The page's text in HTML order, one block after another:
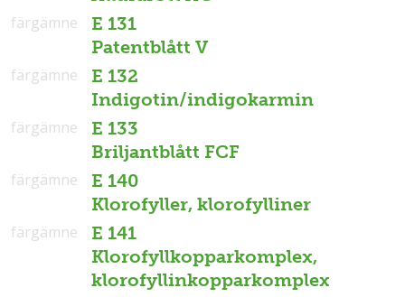
E 131
Patentblått V
färgämne
E 132
Indigotin/indigokarmin
färgämne
E 133
Briljantblått FCF
färgämne
E 140
Klorofyller, klorofylliner
färgämne
E 141
Klorofyllkopparkomplex,
klorofyllinkopparkomplex
färgämne